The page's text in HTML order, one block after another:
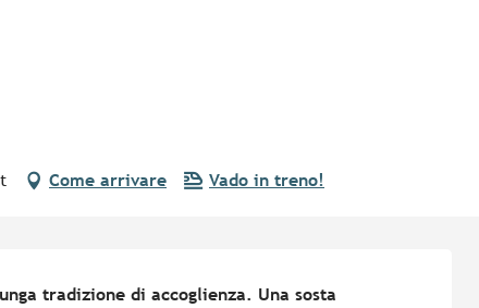
Come arrivare Vado in treno!
tradizione di accoglienza. Una sosta